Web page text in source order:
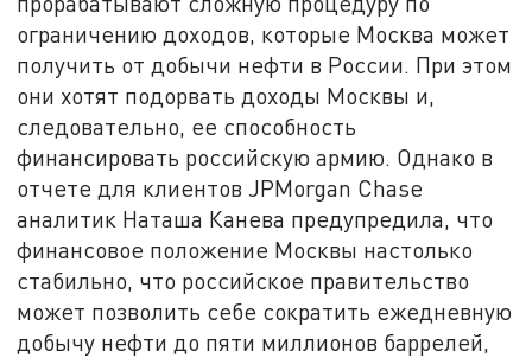
ограничению доходов, которые Москва может
получить от добычи нефти в России. При этом
они хотят подорвать доходы Москвы и,
следовательно, ее способность
финансировать российскую армию. Однако в
отчете для клиентов JPMorgan Chase
аналитик Наташа Канева предупредила, что
финансовое положение Москвы настолько
стабильно, что российское правительство
может позволить себе сократить ежедневную
добычу нефти до пяти миллионов баррелей,